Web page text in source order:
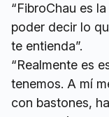
“FibroChau es
poder decir lo
te entienda”.
“Realmente es
tenemos. A mí
con bastones,